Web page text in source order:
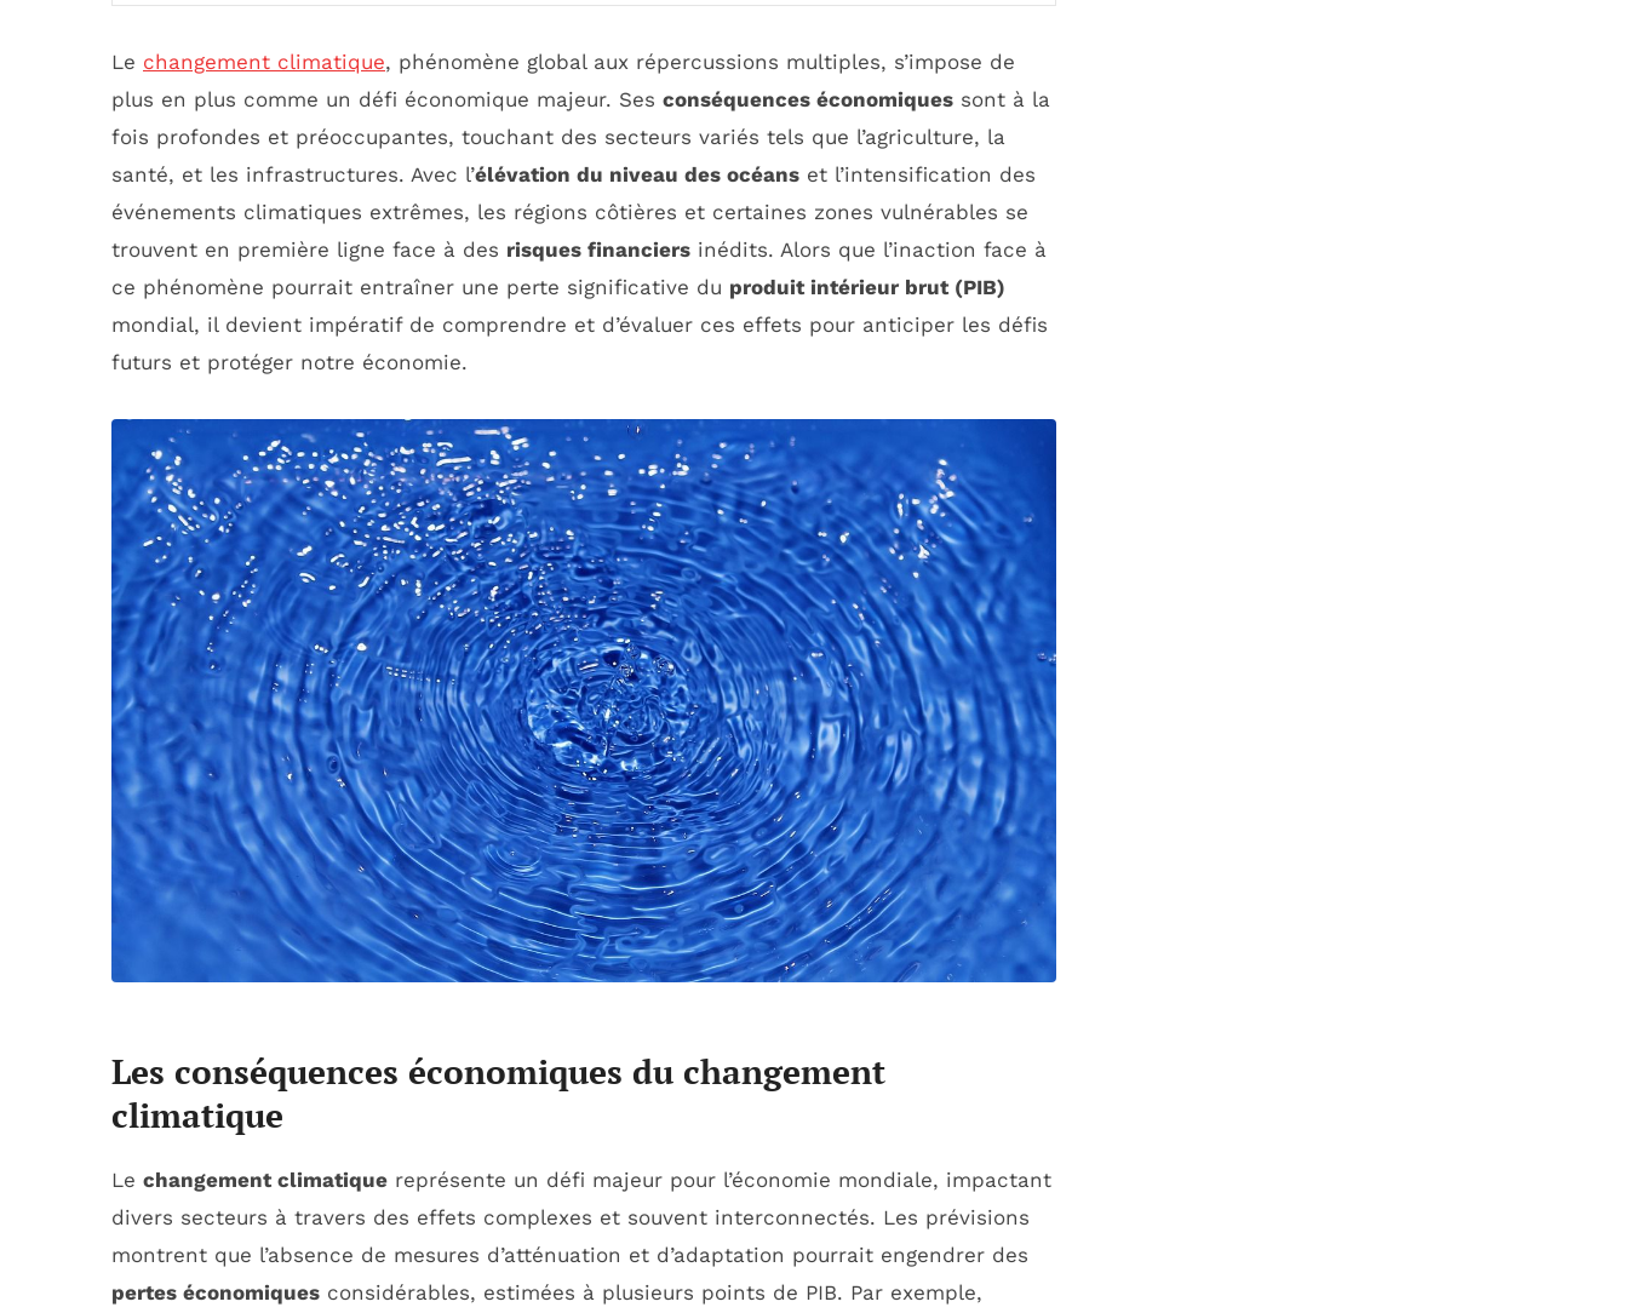
Le changement climatique, phénomène global aux répercussions multiples, s’impose de
plus en plus comme un défi économique majeur. Ses conséquences économiques sont à la
fois profondes et préoccupantes, touchant des secteurs variés tels que l’agriculture, la
santé, et les infrastructures. Avec l’élévation du niveau des océans et l’intensification des
événements climatiques extrêmes, les régions côtières et certaines zones vulnérables se
trouvent en première ligne face à des risques financiers inédits. Alors que l’inaction face à
ce phénomène pourrait entraîner une perte significative du produit intérieur brut (PIB)
mondial, il devient impératif de comprendre et d’évaluer ces effets pour anticiper les défis
futurs et protéger notre économie.
Les conséquences économiques du changement
climatique
Le changement climatique représente un défi majeur pour l’économie mondiale, impactant
divers secteurs à travers des effets complexes et souvent interconnectés. Les prévisions
montrent que l’absence de mesures d’atténuation et d’adaptation pourrait engendrer des
pertes économiques considérables, estimées à plusieurs points de PIB. Par exemple,